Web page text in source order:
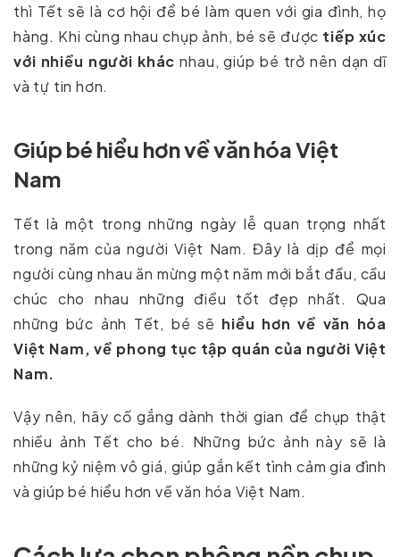
thì Tết sẽ là cơ hội để bé làm quen với gia đình, họ
hàng. Khi cùng nhau chụp ảnh, bé sẽ được tiếp xúc
với nhiều người khác nhau, giúp bé trở nên dạn dĩ
và tự tin hơn.
Giúp bé hiểu hơn về văn hóa Việt
Nam
Tết là một trong những ngày lễ quan trọng nhất
trong năm của người Việt Nam. Đây là dịp để mọi
người cùng nhau ăn mừng một năm mới bắt đầu, cầu
chúc cho nhau những điều tốt đẹp nhất. Qua
những bức ảnh Tết, bé sẽ hiểu hơn về văn hóa
Việt Nam, về phong tục tập quán của người Việt
Nam.
Vậy nên, hãy cố gắng dành thời gian để chụp thật
nhiều ảnh Tết cho bé. Những bức ảnh này sẽ là
những kỷ niệm vô giá, giúp gắn kết tình cảm gia đình
và giúp bé hiểu hơn về văn hóa Việt Nam.